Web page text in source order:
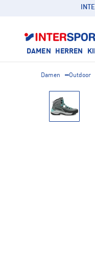
DAMEN HERREN
Damen Outdoor